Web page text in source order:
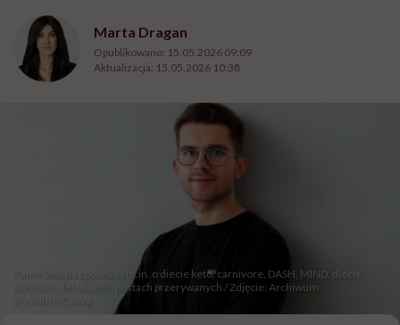
Marta Dragan
Opublikowano: 15.05.2026 09:09
Aktualizacja: 15.05.2026 10:38
Kamil Suwała opowiada m.in. o diecie keto, carnivore, DASH, MIND, diecie
portfolio, detoksach i postach przerywanych / Zdjęcie: Archiwum